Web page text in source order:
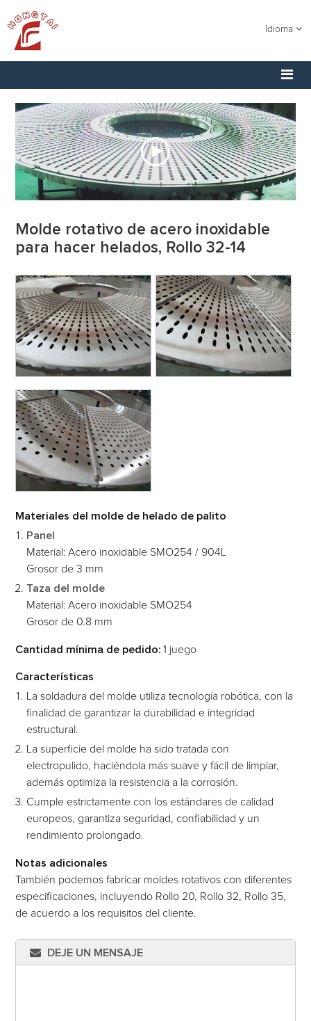
Idioma
Molde rotativo de acero inoxidable
para hacer helados, Rollo 32-14
Materiales del molde de helado de palito
Panel
Material: Acero inoxidable SMO254 / 904L
Grosor de 3 mm
Taza del molde
Material: Acero inoxidable SMO254
Grosor de 0.8 mm
Cantidad mínima de pedido: 1 juego
Características
La soldadura del molde utiliza tecnología robótica, con la
finalidad de garantizar la durabilidad e integridad
estructural.
La superficie del molde ha sido tratada con
electropulido, haciéndola más suave y fácil de limpiar,
además optimiza la resistencia a la corrosión.
Cumple estrictamente con los estándares de calidad
europeos, garantiza seguridad, confiabilidad y un
rendimiento prolongado.
Notas adicionales
También podemos fabricar moldes rotativos con diferentes
especificaciones, incluyendo Rollo 20, Rollo 32, Rollo 35,
de acuerdo a los requisitos del cliente.
DEJE UN MENSAJE